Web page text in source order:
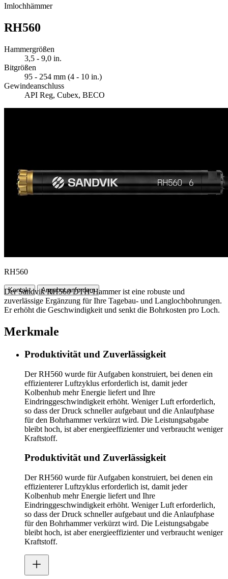
Imlochhämmer
RH560
Hammergrößen
3,5 - 9,0 in.
Bitgrößen
95 - 254 mm (4 - 10 in.)
Gewindeanschluss
API Reg, Cubex, BECO
RH560
Kontakt Angebot anfordern
Der Sandvik RH560 DTH-Hammer ist eine robuste und
zuverlässige Ergänzung für Ihre Tagebau- und Langlochbohrungen.
Er erhöht die Geschwindigkeit und senkt die Bohrkosten pro Loch.
Merkmale
Produktivität und Zuverlässigkeit
Der RH560 wurde für Aufgaben konstruiert, bei denen ein
effizienterer Luftzyklus erforderlich ist, damit jeder
Kolbenhub mehr Energie liefert und Ihre
Eindringgeschwindigkeit erhöht. Weniger Luft erforderlich,
so dass der Druck schneller aufgebaut und die Anlaufphase
für den Bohrhammer verkürzt wird. Die Leistungsabgabe
bleibt hoch, ist aber energieeffizienter und verbraucht weniger
Kraftstoff.
Produktivität und Zuverlässigkeit
Der RH560 wurde für Aufgaben konstruiert, bei denen ein
effizienterer Luftzyklus erforderlich ist, damit jeder
Kolbenhub mehr Energie liefert und Ihre
Eindringgeschwindigkeit erhöht. Weniger Luft erforderlich,
so dass der Druck schneller aufgebaut und die Anlaufphase
für den Bohrhammer verkürzt wird. Die Leistungsabgabe
bleibt hoch, ist aber energieeffizienter und verbraucht weniger
Kraftstoff.